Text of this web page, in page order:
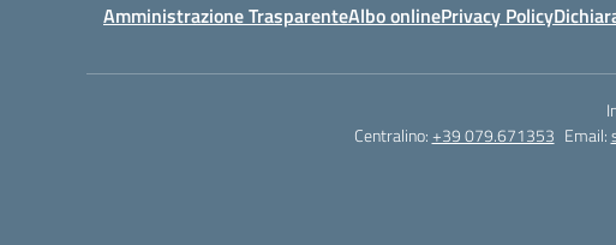
Amministrazione TrasparenteAlbo onlinePrivacy Policy
Centralino:+39 079.671353 Email: